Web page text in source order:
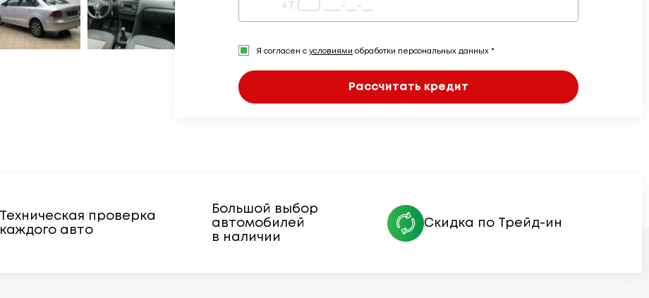
Я согласен с условиями обработки персональных данных *
Рассчитать кредит
Техническая проверка
каждого авто
Большой выбор
автомобилей
в наличии
Скидка по Трейд-ин